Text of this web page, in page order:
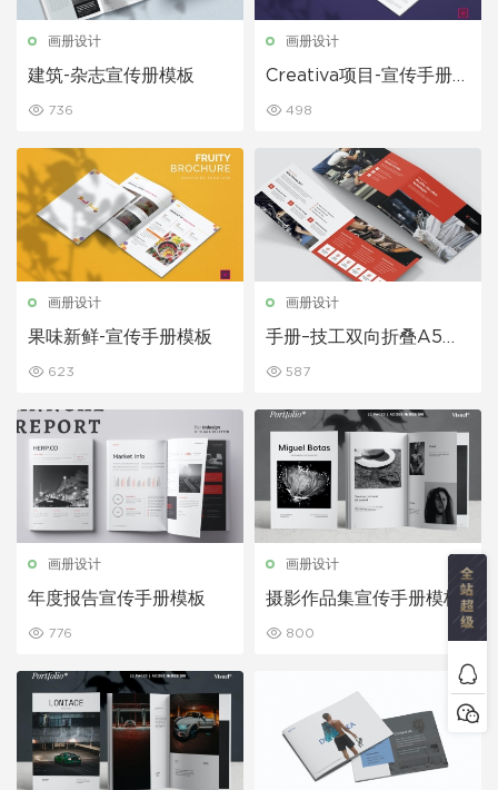
画册设计
建筑-杂志宣传册模板
736
画册设计
Creativa项目-宣传手册模
498
画册设计
果味新鲜-宣传手册模板
623
画册设计
手册–技工双向折叠A5景
587
画册设计
年度报告宣传手册模板
776
画册设计
摄影作品集宣传手册模板
800